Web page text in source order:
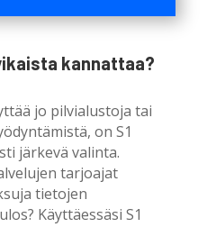
kannattaa?
jo pilvialustoja tai
on S1
järkevä valinta.
tarjoajat
tietojen
Käyttäessäsi S1